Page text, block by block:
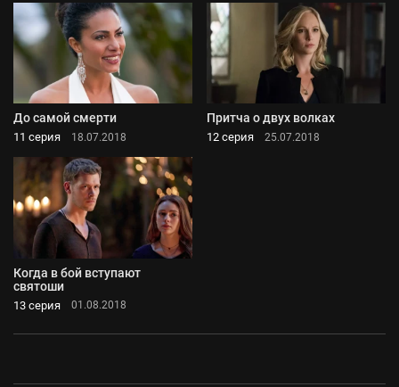
До самой смерти
11 серия 18.07.2018
Притча о двух волках
12 серия 25.07.2018
Когда в бой вступают
святоши
13 серия 01.08.2018